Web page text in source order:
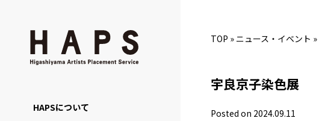
HAPSについて
TOP » ニュース・イベント »
宇良京子染色展
Posted on 2024.09.11